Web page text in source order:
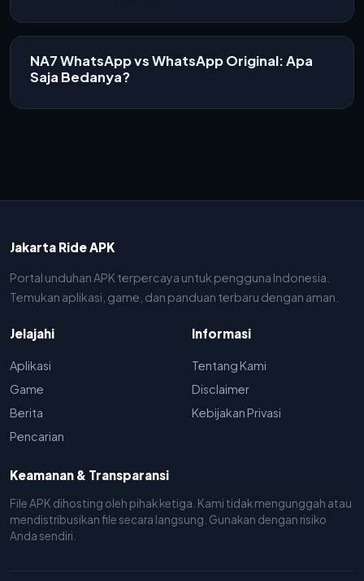
NA7 WhatsApp vs WhatsApp Original: Apa
Saja Bedanya?
Jakarta Ride APK
Portal unduhan APK terpercaya untuk pengguna Indonesia.
Temukan aplikasi, game, dan panduan terbaru dengan aman.
Jelajahi
Aplikasi
Game
Berita
Pencarian
Informasi
Tentang Kami
Disclaimer
Kebijakan Privasi
Keamanan & Transparansi
File APK dihosting oleh pihak ketiga. Kami tidak mengunggah atau
mendistribusikan file secara langsung. Gunakan dengan risiko
Anda sendiri.